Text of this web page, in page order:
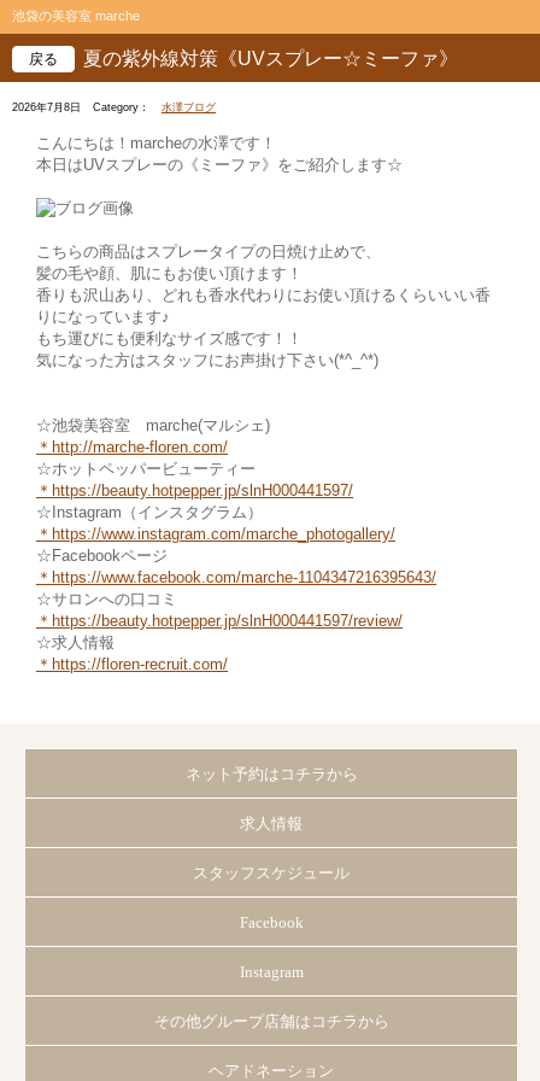
池袋の美容室 marche
夏の紫外線対策《UVスプレー☆ミーファ》
戻る
2026年7月8日 Category： 水澤ブログ
こんにちは！marcheの水澤です！
本日はUVスプレーの《ミーファ》をご紹介します☆
こちらの商品はスプレータイプの日焼け止めで、
髪の毛や顔、肌にもお使い頂けます！
香りも沢山あり、どれも香水代わりにお使い頂けるくらいいい香
りになっています♪
もち運びにも便利なサイズ感です！！
気になった方はスタッフにお声掛け下さい(*^_^*)
☆池袋美容室 marche(マルシェ)
＊ http://marche-floren.com/
☆ホットペッパービューティー
＊ https://beauty.hotpepper.jp/slnH000441597/
☆Instagram（インスタグラム）
＊ https://www.instagram.com/marche_photogallery/
☆Facebookページ
＊https://www.facebook.com/marche-1104347216395643/
☆サロンへの口コミ
＊https://beauty.hotpepper.jp/slnH000441597/review/
☆求人情報
＊https://floren-recruit.com/
ネット予約はコチラから
求人情報
スタッフスケジュール
Facebook
Instagram
その他グループ店舗はコチラから
ヘアドネーション